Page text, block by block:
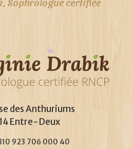
des Anthuriums
Entre-Deux
923 706 000 40